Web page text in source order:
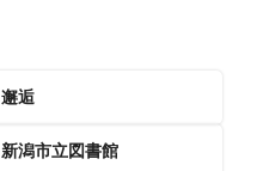
邂逅
新潟市立図書館